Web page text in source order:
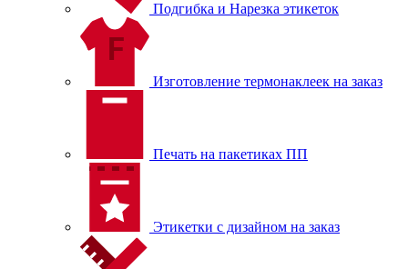
Подгибка и Нарезка этикеток
Изготовление термонаклеек на заказ
Печать на пакетиках ПП
Этикетки с дизайном на заказ